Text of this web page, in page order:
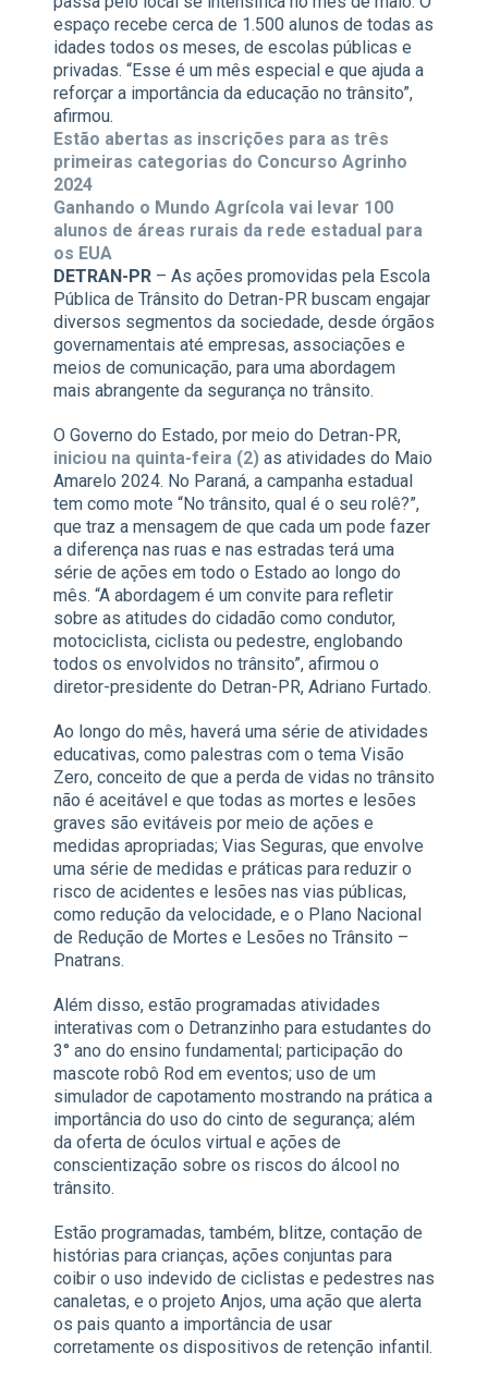
espaço recebe cerca de 1.500 alunos de todas as
idades todos os meses, de escolas públicas e
privadas. “Esse é um mês especial e que ajuda a
reforçar a importância da educação no trânsito”,
afirmou.
Estão abertas as inscrições para as três
primeiras categorias do Concurso Agrinho
2024
Ganhando o Mundo Agrícola vai levar 100
alunos de áreas rurais da rede estadual para
os EUA
DETRAN-PR – As ações promovidas pela Escola
Pública de Trânsito do Detran-PR buscam engajar
diversos segmentos da sociedade, desde órgãos
governamentais até empresas, associações e
meios de comunicação, para uma abordagem
mais abrangente da segurança no trânsito.
O Governo do Estado, por meio do Detran-PR,
iniciou na quinta-feira (2) as atividades do Maio
Amarelo 2024. No Paraná, a campanha estadual
tem como mote “No trânsito, qual é o seu rolê?”,
que traz a mensagem de que cada um pode fazer
a diferença nas ruas e nas estradas terá uma
série de ações em todo o Estado ao longo do
mês. “A abordagem é um convite para refletir
sobre as atitudes do cidadão como condutor,
motociclista, ciclista ou pedestre, englobando
todos os envolvidos no trânsito”, afirmou o
diretor-presidente do Detran-PR, Adriano Furtado.
Ao longo do mês, haverá uma série de atividades
educativas, como palestras com o tema Visão
Zero, conceito de que a perda de vidas no trânsito
não é aceitável e que todas as mortes e lesões
graves são evitáveis por meio de ações e
medidas apropriadas; Vias Seguras, que envolve
uma série de medidas e práticas para reduzir o
risco de acidentes e lesões nas vias públicas,
como redução da velocidade, e o Plano Nacional
de Redução de Mortes e Lesões no Trânsito –
Pnatrans.
Além disso, estão programadas atividades
interativas com o Detranzinho para estudantes do
3° ano do ensino fundamental; participação do
mascote robô Rod em eventos; uso de um
simulador de capotamento mostrando na prática a
importância do uso do cinto de segurança; além
da oferta de óculos virtual e ações de
conscientização sobre os riscos do álcool no
trânsito.
Estão programadas, também, blitze, contação de
histórias para crianças, ações conjuntas para
coibir o uso indevido de ciclistas e pedestres nas
canaletas, e o projeto Anjos, uma ação que alerta
os pais quanto a importância de usar
corretamente os dispositivos de retenção infantil.